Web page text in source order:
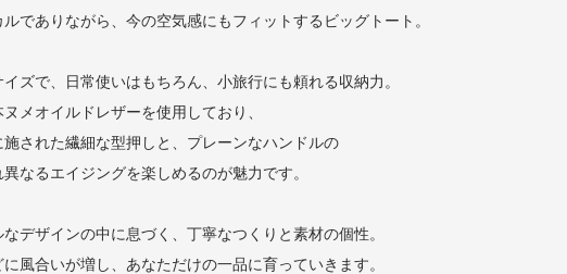
ルでありながら、今の空気感にもフィットするビッグトート。
イズで、日常使いはもちろん、小旅行にも頼れる収納力。
ヌメオイルドレザーを使用しており、
施された繊細な型押しと、プレーンなハンドルの
なるエイジングを楽しめるのが魅力です。
なデザインの中に息づく、丁寧なつくりと素材の個性。
風合いが増し、あなただけの一品に育っていきます。